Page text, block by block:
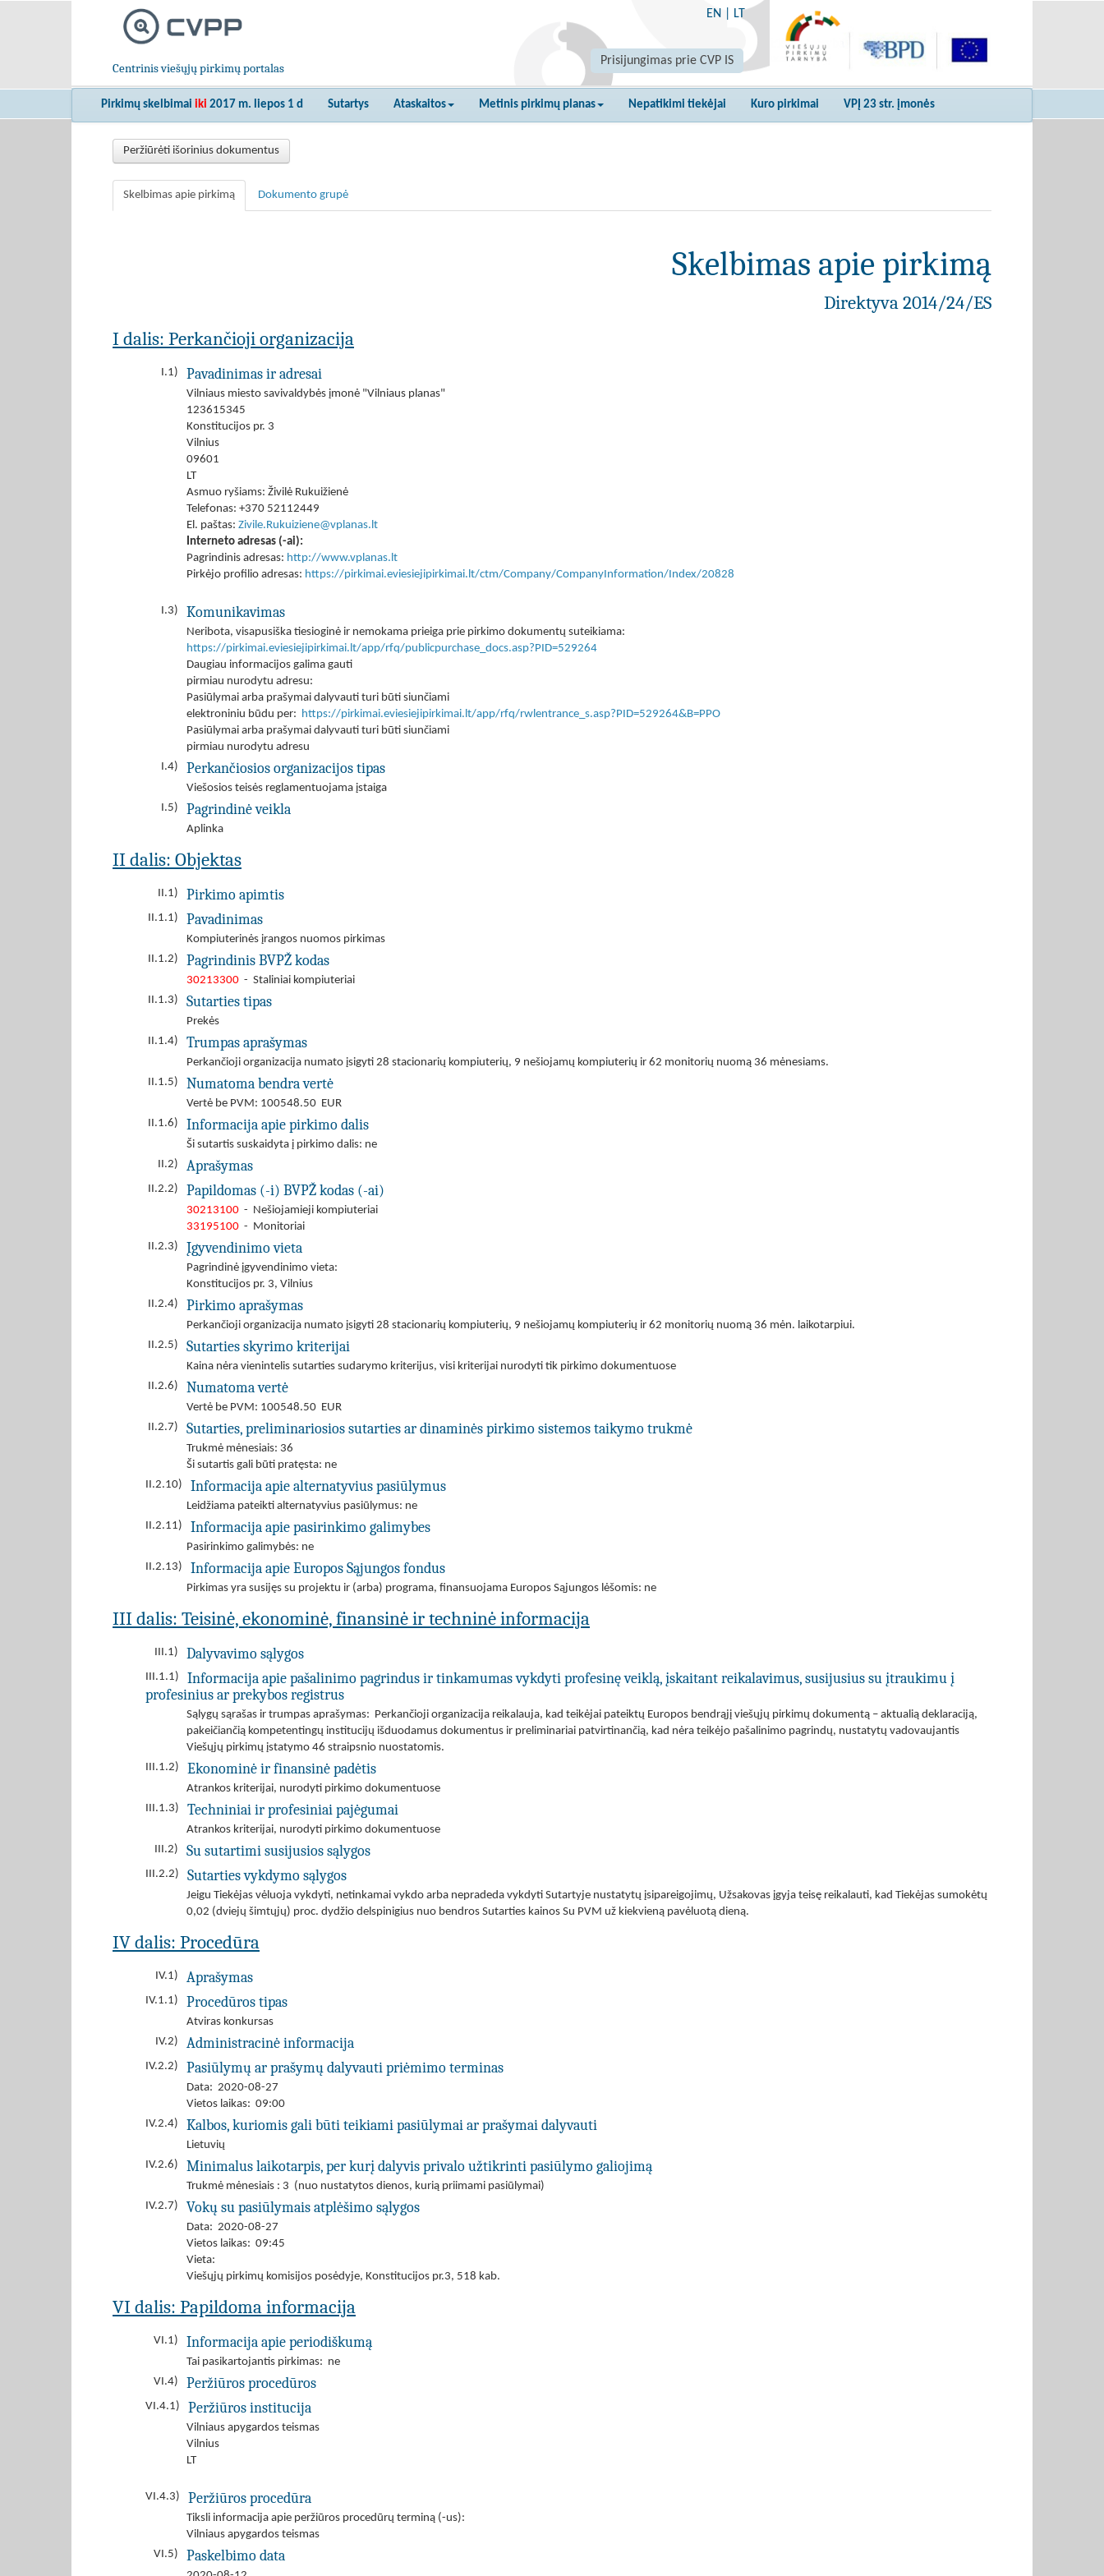
Centrinis viešųjų pirkimų portalas
EN LT
Prisijungimas prie CVP IS
Pirkimų skelbimai iki 2017 m. liepos 1 d Sutartys Ataskaitos Metinis pirkimų planas Nepatikimi tiekėjai Kuro pirkimai VPĮ 23 str. įmonės
Peržiūrėti išorinius dokumentus
Skelbimas apie pirkimą Dokumento grupė
Skelbimas apie pirkimą
Direktyva 2014/24/ES
I dalis: Perkančioji organizacija
I.1) Pavadinimas ir adresai
Vilniaus miesto savivaldybės įmonė "Vilniaus planas"
123615345
Konstitucijos pr. 3
Vilnius
09601
LT
Asmuo ryšiams: Živilė Rukuižienė
Telefonas: +370 52112449
El. paštas: Zivile.Rukuiziene@vplanas.lt
Interneto adresas (-ai):
Pagrindinis adresas: http://www.vplanas.lt
Pirkėjo profilio adresas: https://pirkimai.eviesiejipirkimai.lt/ctm/Company/CompanyInformation/Index/20828
I.3) Komunikavimas
Neribota, visapusiška tiesioginė ir nemokama prieiga prie pirkimo dokumentų suteikiama:
https://pirkimai.eviesiejipirkimai.lt/app/rfq/publicpurchase_docs.asp?PID=529264
Daugiau informacijos galima gauti
pirmiau nurodytu adresu:
Pasiūlymai arba prašymai dalyvauti turi būti siunčiami
elektroniniu būdu per: https://pirkimai.eviesiejipirkimai.lt/app/rfq/rwlentrance_s.asp?PID=529264&B=PPO
Pasiūlymai arba prašymai dalyvauti turi būti siunčiami
pirmiau nurodytu adresu
I.4)
Perkančiosios organizacijos tipas
Viešosios teisės reglamentuojama įstaiga
I.5)
Pagrindinė veikla
Aplinka
II dalis: Objektas
II.1) Pirkimo apimtis
II.1.1) Pavadinimas
Kompiuterinės įrangos nuomos pirkimas
II.1.2)
Pagrindinis BVPŽ kodas
30213300 - Staliniai kompiuteriai
II.1.3)
Sutarties tipas
Prekės
II.1.4)
Trumpas aprašymas
Perkančioji organizacija numato įsigyti 28 stacionarių kompiuterių, 9 nešiojamų kompiuterių ir 62 monitorių nuomą 36 mėnesiams.
II.1.5)
Numatoma bendra vertė
Vertė be PVM: 100548.50 EUR
II.1.6)
Informacija apie pirkimo dalis
Ši sutartis suskaidyta į pirkimo dalis: ne
II.2)
Aprašymas
II.2.2) Papildomas (-i) BVPŽ kodas (-ai)
30213100 - Nešiojamieji kompiuteriai
33195100 - Monitoriai
II.2.3)
Įgyvendinimo vieta
Pagrindinė įgyvendinimo vieta:
Konstitucijos pr. 3, Vilnius
II.2.4)
Pirkimo aprašymas
Perkančioji organizacija numato įsigyti 28 stacionarių kompiuterių, 9 nešiojamų kompiuterių ir 62 monitorių nuomą 36 mėn. laikotarpiui.
II.2.5)
Sutarties skyrimo kriterijai
Kaina nėra vienintelis sutarties sudarymo kriterijus, visi kriterijai nurodyti tik pirkimo dokumentuose
II.2.6)
Numatoma vertė
Vertė be PVM: 100548.50 EUR
II.2.7)
Sutarties, preliminariosios sutarties ar dinaminės pirkimo sistemos taikymo trukmė
Trukmė mėnesiais: 36
Ši sutartis gali būti pratęsta: ne
II.2.10)
Informacija apie alternatyvius pasiūlymus
Leidžiama pateikti alternatyvius pasiūlymus: ne
II.2.11)
Informacija apie pasirinkimo galimybes
Pasirinkimo galimybės: ne
II.2.13)
Informacija apie Europos Sąjungos fondus
Pirkimas yra susijęs su projektu ir (arba) programa, finansuojama Europos Sąjungos lėšomis: ne
III dalis: Teisinė, ekonominė, finansinė ir techninė informacija
III.1) Dalyvavimo sąlygos
III.1.1)
Informacija apie pašalinimo pagrindus ir tinkamumas vykdyti profesinę veiklą, įskaitant reikalavimus, susijusius su įtraukimu į
profesinius ar prekybos registrus
Sąlygų sąrašas ir trumpas aprašymas: Perkančioji organizacija reikalauja, kad teikėjai pateiktų Europos bendrąjį viešųjų pirkimų dokumentą – aktualią deklaraciją,
pakeičiančią kompetentingų institucijų išduodamus dokumentus ir preliminariai patvirtinančią, kad nėra teikėjo pašalinimo pagrindų, nustatytų vadovaujantis
Viešųjų pirkimų įstatymo 46 straipsnio nuostatomis.
III.1.2)
Ekonominė ir finansinė padėtis
Atrankos kriterijai, nurodyti pirkimo dokumentuose
III.1.3)
Techniniai ir profesiniai pajėgumai
Atrankos kriterijai, nurodyti pirkimo dokumentuose
III.2)
Su sutartimi susijusios sąlygos
III.2.2) Sutarties vykdymo sąlygos
Jeigu Tiekėjas vėluoja vykdyti, netinkamai vykdo arba nepradeda vykdyti Sutartyje nustatytų įsipareigojimų, Užsakovas įgyja teisę reikalauti, kad Tiekėjas sumokėtų
0,02 (dviejų šimtųjų) proc. dydžio delspinigius nuo bendros Sutarties kainos Su PVM už kiekvieną pavėluotą dieną.
IV dalis: Procedūra
IV.1) Aprašymas
IV.1.1) Procedūros tipas
Atviras konkursas
IV.2)
Administracinė informacija
IV.2.2) Pasiūlymų ar prašymų dalyvauti priėmimo terminas
Data: 2020-08-27
Vietos laikas: 09:00
IV.2.4)
Kalbos, kuriomis gali būti teikiami pasiūlymai ar prašymai dalyvauti
Lietuvių
IV.2.6)
Minimalus laikotarpis, per kurį dalyvis privalo užtikrinti pasiūlymo galiojimą
Trukmė mėnesiais : 3 (nuo nustatytos dienos, kurią priimami pasiūlymai)
IV.2.7)
Vokų su pasiūlymais atplėšimo sąlygos
Data: 2020-08-27
Vietos laikas: 09:45
Vieta:
Viešųjų pirkimų komisijos posėdyje, Konstitucijos pr.3, 518 kab.
VI dalis: Papildoma informacija
VI.1) Informacija apie periodiškumą
Tai pasikartojantis pirkimas: ne
VI.4)
Peržiūros procedūros
VI.4.1) Peržiūros institucija
Vilniaus apygardos teismas
Vilnius
LT
VI.4.3) Peržiūros procedūra
Tiksli informacija apie peržiūros procedūrų terminą (-us):
Vilniaus apygardos teismas
VI.5)
Paskelbimo data